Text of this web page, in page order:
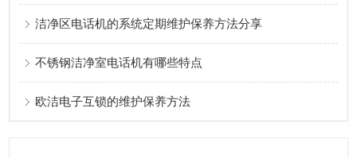
洁净区电话机的系统定期维护保养方法分享
不锈钢洁净室电话机有哪些特点
欧洁电子互锁的维护保养方法